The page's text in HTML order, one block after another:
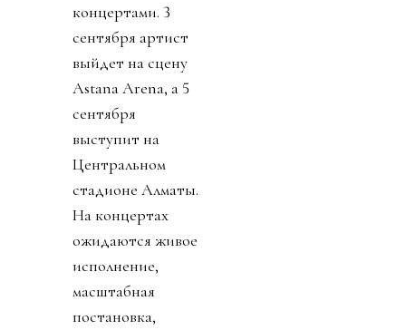
концертами. 3
сентября артист
выйдет на сцену
Astana Arena, а 5
сентября
выступит на
Центральном
стадионе Алматы.
На концертах
ожидаются живое
исполнение,
масштабная
постановка,